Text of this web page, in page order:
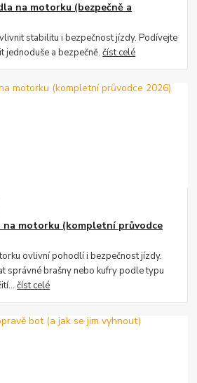
na motorku (bezpečně a
stabilitu i bezpečnost jízdy. Podívejte
jednoduše a bezpečně.číst celé
na motorku (kompletní průvodce
ovlivní pohodlí i bezpečnost jízdy.
správné brašny nebo kufry podle typu
číst celé